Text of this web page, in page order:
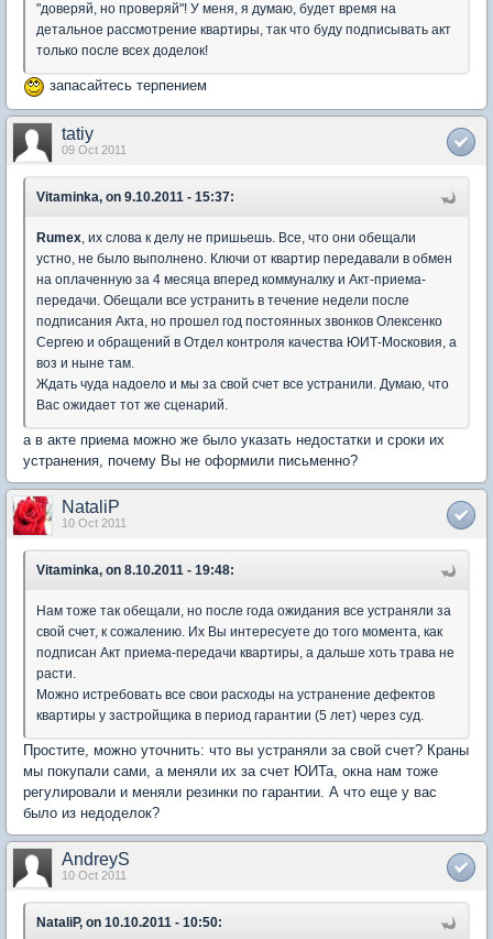
"доверяй, но проверяй"! У меня, я думаю, будет время на
детальное рассмотрение квартиры, так что буду подписывать акт
только после всех доделок!
запасайтесь терпением
tatiy
09 Oct 2011
Vitaminka, on 9.10.2011 - 15:37:
Rumex, их слова к делу не пришьешь. Все, что они обещали
устно, не было выполнено. Ключи от квартир передавали в обмен
на оплаченную за 4 месяца вперед коммуналку и Акт-приема-
передачи. Обещали все устранить в течение недели после
подписания Акта, но прошел год постоянных звонков Олексенко
Сергею и обращений в Отдел контроля качества ЮИТ-Московия, а
воз и ныне там.
Ждать чуда надоело и мы за свой счет все устранили. Думаю, что
Вас ожидает тот же сценарий.
а в акте приема можно же было указать недостатки и сроки их
устранения, почему Вы не оформили письменно?
NataliP
10 Oct 2011
Vitaminka, on 8.10.2011 - 19:48:
Нам тоже так обещали, но после года ожидания все устраняли за
свой счет, к сожалению. Их Вы интересуете до того момента, как
подписан Акт приема-передачи квартиры, а дальше хоть трава не
расти.
Можно истребовать все свои расходы на устранение дефектов
квартиры у застройщика в период гарантии (5 лет) через суд.
Простите, можно уточнить: что вы устраняли за свой счет? Краны
мы покупали сами, а меняли их за счет ЮИТа, окна нам тоже
регулировали и меняли резинки по гарантии. А что еще у вас
было из недоделок?
AndreyS
10 Oct 2011
NataliP, on 10.10.2011 - 10:50: